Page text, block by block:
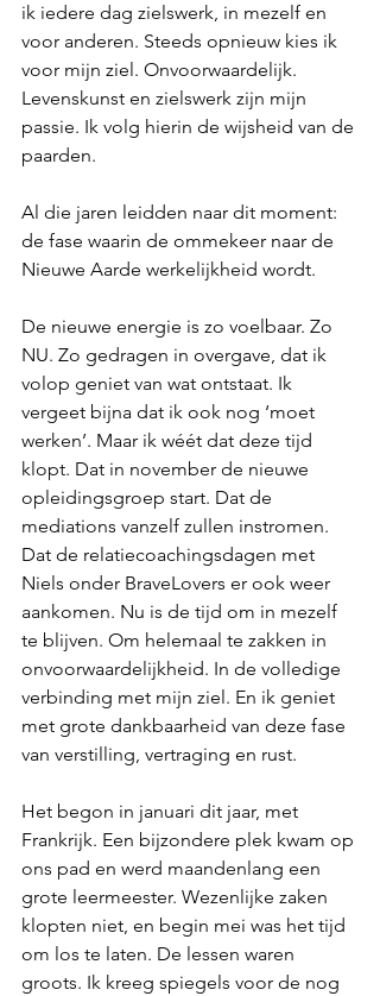
ik iedere dag zielswerk, in mezelf en
voor anderen. Steeds opnieuw kies ik
voor mijn ziel. Onvoorwaardelijk.
Levenskunst en zielswerk zijn mijn
passie. Ik volg hierin de wijsheid van de
paarden.
Al die jaren leidden naar dit moment:
de fase waarin de ommekeer naar de
Nieuwe Aarde werkelijkheid wordt.
De nieuwe energie is zo voelbaar. Zo
NU. Zo gedragen in overgave, dat ik
volop geniet van wat ontstaat. Ik
vergeet bijna dat ik ook nog ‘moet
werken’. Maar ik wéét dat deze tijd
klopt. Dat in november de nieuwe
opleidingsgroep start. Dat de
mediations vanzelf zullen instromen.
Dat de relatiecoachingsdagen met
Niels onder BraveLovers er ook weer
aankomen. Nu is de tijd om in mezelf
te blijven. Om helemaal te zakken in
onvoorwaardelijkheid. In de volledige
verbinding met mijn ziel. En ik geniet
met grote dankbaarheid van deze fase
van verstilling, vertraging en rust.
Het begon in januari dit jaar, met
Frankrijk. Een bijzondere plek kwam op
ons pad en werd maandenlang een
grote leermeester. Wezenlijke zaken
klopten niet, en begin mei was het tijd
om los te laten. De lessen waren
groots. Ik kreeg spiegels voor de nog